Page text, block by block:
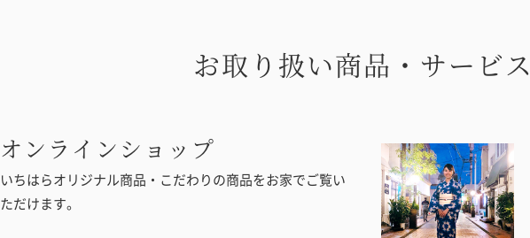
お取り扱い商品・サービス
オンラインショップ
いちはらオリジナル商品・こだわりの商品をお家でご覧い
ただけます。